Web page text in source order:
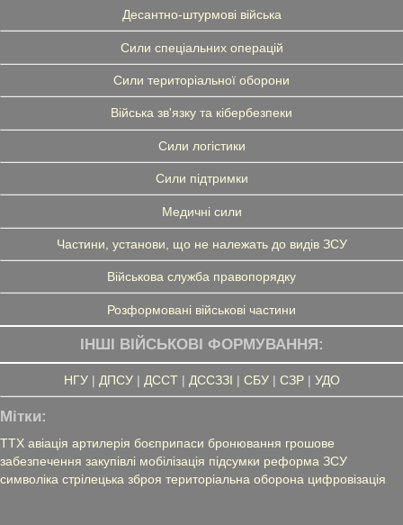
Десантно-штурмові війська
Сили спеціальних операцій
Сили територіальної оборони
Війська зв'язку та кібербезпеки
Сили логістики
Сили підтримки
Медичні сили
Частини, установи, що не належать до видів ЗСУ
Військова служба правопорядку
Розформовані військові частини
ІНШІ ВІЙСЬКОВІ ФОРМУВАННЯ:
НГУ| ДПСУ| ДССТ| ДССЗЗІ | СБУ| СЗР| УДО
Мітки:
ТТХ авіація артилерія боєприпаси бронювання грошове
забезпечення закупівлі мобілізація підсумки реформа ЗСУ
символіка стрілецька зброя територіальна оборона цифровізація